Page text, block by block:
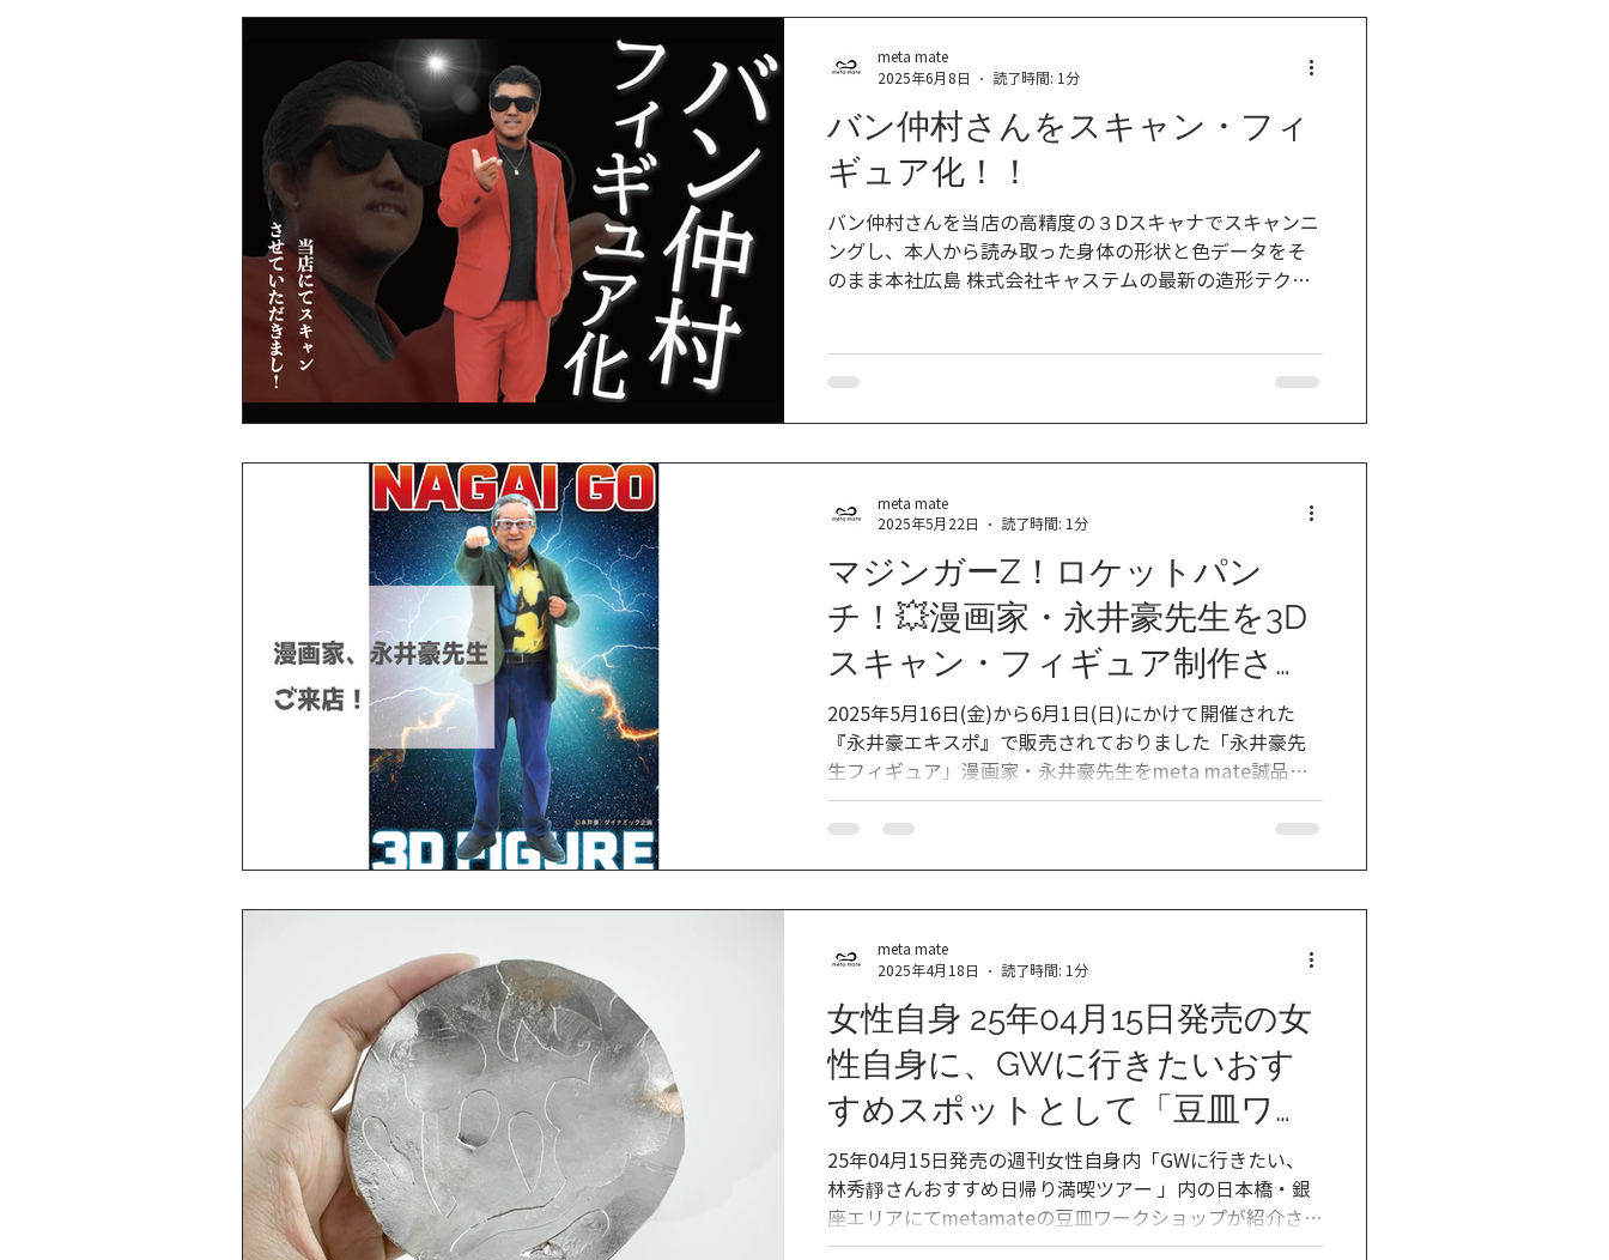
バン仲村さんをスキャン・フィ
ギュア化！！
バン仲村さんを当店の高精度の３Dスキャナでスキャンニ
ングし、本人から読み取った身体の形状と色データをそ
のまま本社広島 株式会社キャステムの最新の造形テクノ
込9,900円）、15cm（税込33,000円）の2種となってお
り、 meta mate 誠品生活日本橋店 店頭： 東京都中央区
https://www.metamate.jp/SHOP/BU000152.html） に
meta mate
2025年6月8日
読了時間: 1分
マジンガーZ！ロケットパン
チ！💥漫画家・永井豪先生を3D
スキャン・フィギュア制作させ
ていただきました✨
2025年5月16日(金)から6月1日(日)にかけて開催された
『永井豪エキスポ』で販売されておりました「永井豪先
生フィギュア」漫画家・永井豪先生をmeta mate誠品生
活日本橋店舗にて3Dスキャン、本社キャステムでフィギ
ュア化致しました！
meta mate
2025年5月22日
読了時間: 1分
女性自身 25年04月15日発売の女
性自身に、GWに行きたいおす
すめスポットとして「豆皿ワー
クショップ」の様子が掲載され
ました
25年04月15日発売の週刊女性自身内「GWに行きたい、
林秀靜さんおすすめ日帰り満喫ツアー 」内の日本橋・銀
座エリアにてmetamateの豆皿ワークショップが紹介され
ました！ 皆様もぜひ遊びに来てください🎶
meta mate
2025年4月18日
読了時間: 1分